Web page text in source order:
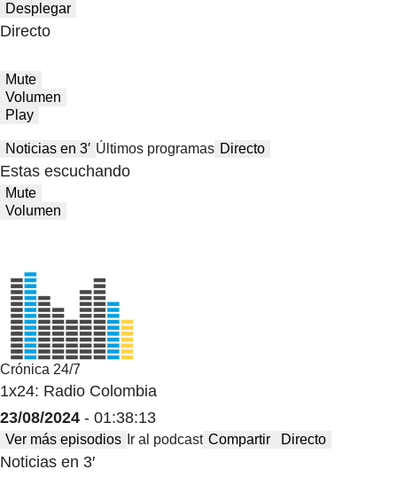
Desplegar
Directo
Mute
Volumen
Play
Noticias en 3′ Últimos programas Directo
Estas escuchando
Mute
Volumen
Crónica 24/7
1x24: Radio Colombia
23/08/2024 - 01:38:13
Ver más episodios Ir al podcast Compartir Directo
Noticias en 3′